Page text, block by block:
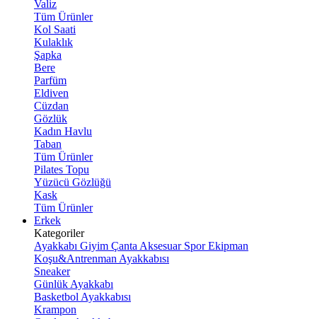
Valiz
Tüm Ürünler
Kol Saati
Kulaklık
Şapka
Bere
Parfüm
Eldiven
Cüzdan
Gözlük
Kadın Havlu
Taban
Tüm Ürünler
Pilates Topu
Yüzücü Gözlüğü
Kask
Tüm Ürünler
Erkek
Kategoriler
Ayakkabı Giyim Çanta Aksesuar Spor Ekipman
Koşu&Antrenman Ayakkabısı
Sneaker
Günlük Ayakkabı
Basketbol Ayakkabısı
Krampon